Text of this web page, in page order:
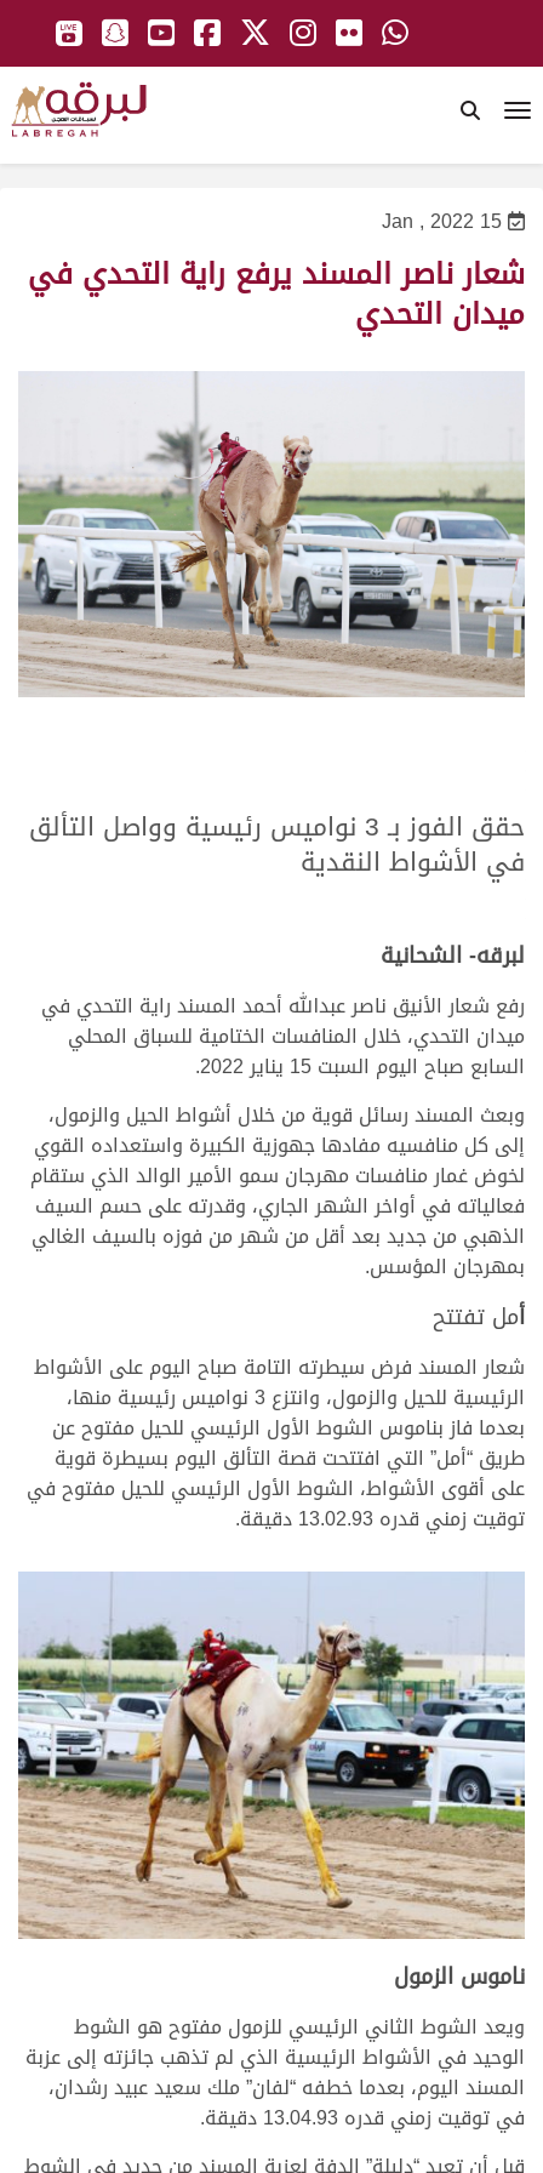
15 Jan , 2022
شعار ناصر المسند يرفع راية التحدي في
ميدان التحدي
حقق الفوز بـ 3 نواميس رئيسية وواصل التألق
في الأشواط النقدية
لبرقه- الشحانية
رفع شعار الأنيق ناصر عبدالله أحمد المسند راية التحدي في
ميدان التحدي، خلال المنافسات الختامية للسباق المحلي
السابع صباح اليوم السبت 15 يناير 2022.
وبعث المسند رسائل قوية من خلال أشواط الحيل والزمول،
إلى كل منافسيه مفادها جهوزية الكبيرة واستعداده القوي
لخوض غمار منافسات مهرجان سمو الأمير الوالد الذي ستقام
فعالياته في أواخر الشهر الجاري، وقدرته على حسم السيف
الذهبي من جديد بعد أقل من شهر من فوزه بالسيف الغالي
بمهرجان المؤسس.
أمل تفتتح
شعار المسند فرض سيطرته التامة صباح اليوم على الأشواط
الرئيسية للحيل والزمول، وانتزع 3 نواميس رئيسية منها،
بعدما فاز بناموس الشوط الأول الرئيسي للحيل مفتوح عن
طريق “أمل” التي افتتحت قصة التألق اليوم بسيطرة قوية
على أقوى الأشواط، الشوط الأول الرئيسي للحيل مفتوح في
توقيت زمني قدره 13.02.93 دقيقة.
ناموس الزمول
ويعد الشوط الثاني الرئيسي للزمول مفتوح هو الشوط
الوحيد في الأشواط الرئيسية الذي لم تذهب جائزته إلى عزبة
المسند اليوم، بعدما خطفه “لفان” ملك سعيد عبيد رشدان،
في توقيت زمني قدره 13.04.93 دقيقة.